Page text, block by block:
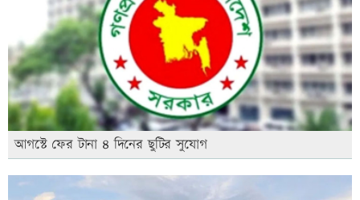
আগস্টে ফের টানা ৪ দিনের ছুটির সুযোগ